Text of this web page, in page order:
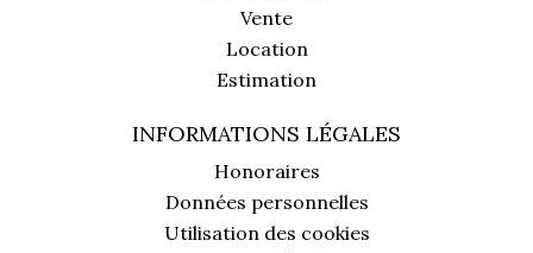
Vente
Location
Estimation
INFORMATIONS LÉGALES
Honoraires
Données personnelles
Utilisation des cookies